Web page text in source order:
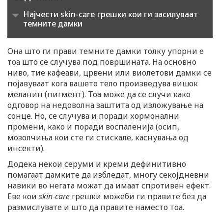
Најчести skin-care грешки кои ги засилуваат
темните дамки
Она што ги прави темните дамки толку упорни е
тоа што се случува под површината. На основно
ниво, тие кафеави, црвени или виолетови дамки се
појавуваат кога вашето тело произведува вишок
меланин (пигмент). Тоа може да се случи како
одговор на недоволна заштита од изложување на
сонце. Но, се случува и поради хормонални
промени, како и поради воспаленија (осип,
мозолчиња кои сте ги стискале, каснувања од
инсекти).
Додека некои серуми и креми дефинитивно
помагаат дамките да избледат, многу секојдневни
навики во негата можат да имаат спротивен ефект.
Еве кои skin-care грешки можеби ги правите без да
размислувате и што да правите наместо тоа.